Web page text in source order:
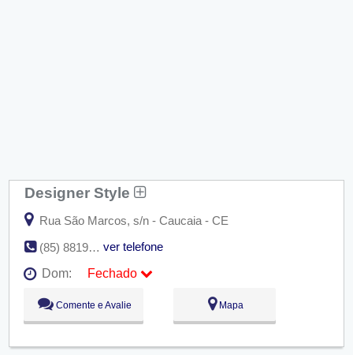
Designer Style
Rua São Marcos, s/n - Caucaia - CE
(85) 8819-8495
ver telefone
Dom:
Fechado
Seg:
Ter:
09:00 - 18:00
Qua:
09:00 - 18:00
Sex:
09:00 - 18:00
Comente e Avalie Mapa